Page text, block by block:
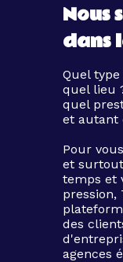
Nous
dans
Quel
quel lieu
quel
et autant
Pour
et
temps et
pression,
des
agences